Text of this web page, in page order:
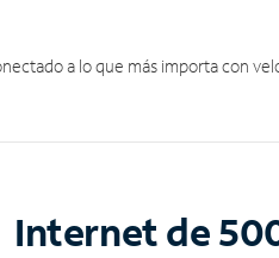
a lo que más importa con
Internet de